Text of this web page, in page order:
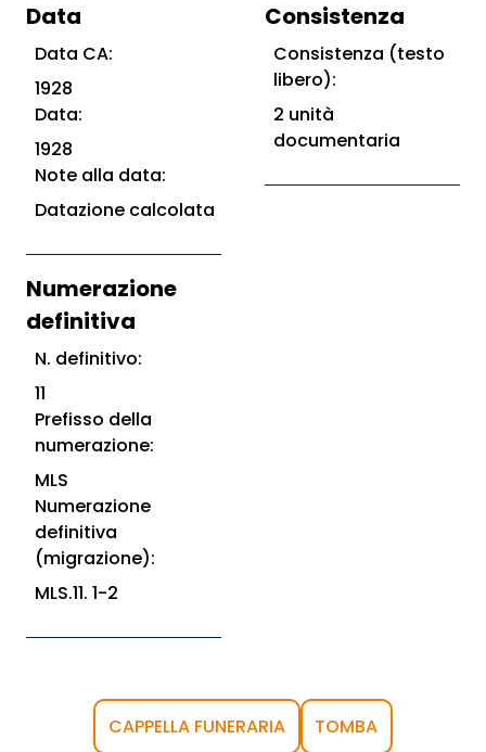
Data
Data CA:
1928
Data:
1928
Note alla data:
Datazione calcolata
Numerazione
definitiva
N. definitivo:
11
Prefisso della
numerazione:
MLS
Numerazione
definitiva
(migrazione):
MLS.11. 1-2
Consistenza
Consistenza (testo
libero):
2 unità
documentaria
CAPPELLA FUNERARIA TOMBA